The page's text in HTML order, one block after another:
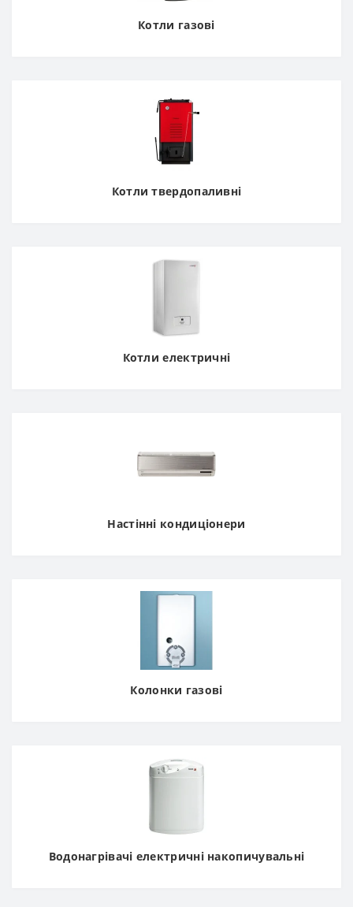
Котли газові
Котли твердопаливні
Котли електричні
Настінні кондиціонери
Колонки газові
Водонагрівачі електричні накопичувальні